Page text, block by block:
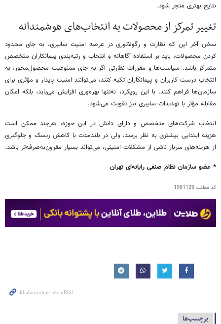
نتایج بهتری منجر شود.
تغییر تمرکز از محصولات به انتخاب‌های هوشمندانه
سخن آخر این که نظارت و رگولاتوری در عرصه امنیت سایبری، به جای محدود
کردن محصولات، باید بر استفاده آگاهانه و انتخاب و رتبه‌بندی پیمانکاران متخصص
متمرکز باشد. سیاست‌ها و مقررات نظارتی اگر به جای ممنوعیت محصول‌محور، به
انتخاب درست کاربران و پیمانکاران تکیه کنند، می‌توانند امنیت پایدار و مؤثری برای
سازمان‌ها فراهم کنند. با این رویکرد، نه‌تنها بهره‌وری افزایش می‌یابد، بلکه امکان
مقابله مؤثر با تهدیدات سایبری نیز تقویت می‌شود.
انتخاب شرکت‌های متخصص و دارای دانش در این حوزه، هرچند ممکن است
هزینه ابتدایی بیشتری به نظر برسد، ولی در بلندمدت با کاهش ریسک و جلوگیری
از هزینه‌های سربار ناشی از مشکلات امنیتی، می‌تواند بسیار مقرون‌به‌صرفه‌تر باشد.
* عضو سازمان نظام صنفی رایانه‌ای تهران
کد مطلب1981129
برچسب‌ها